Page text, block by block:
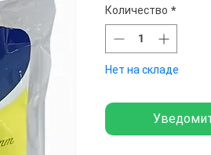
Количество *
Нет на складе